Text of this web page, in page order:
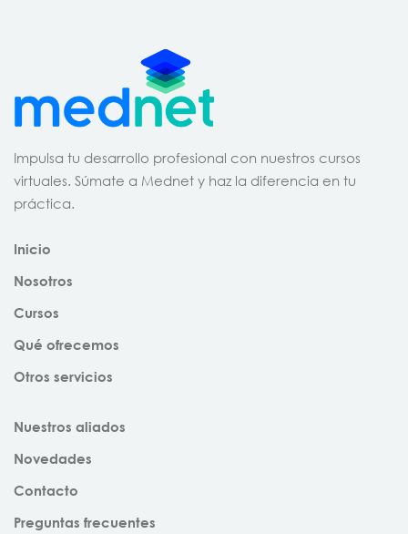
Impulsa tu desarrollo profesional con nuestros cursos
virtuales. Súmate a Mednet y haz la diferencia en tu
práctica.
Inicio
Nosotros
Cursos
Qué ofrecemos
Otros servicios
Nuestros aliados
Novedades
Contacto
Preguntas frecuentes